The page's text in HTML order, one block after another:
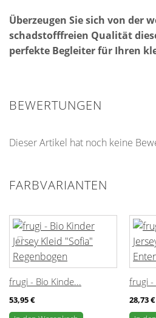
Überzeugen Sie sich von der
schadstofffreien Qualität
perfekte Begleiter für Ihren
BEWERTUNGEN
Dieser Artikel hat noch keine
FARBVARIANTEN
frugi - Bio Kinde...
53,95 €
frugi -
28,73 €